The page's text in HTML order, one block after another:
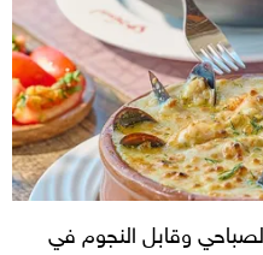
وقابل النجوم في